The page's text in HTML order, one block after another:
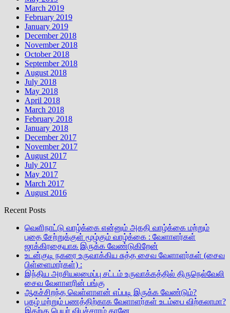
March 2019
February 2019
January 2019
December 2018
November 2018
October 2018
September 2018
August 2018
July 2018
May 2018
April 2018
March 2018
February 2018
January 2018
December 2017
November 2017
August 2017
July 2017
May 2017
March 2017
August 2016
Recent Posts
வெளிநாட்டு வாழ்க்கை என்னும் அகதி வாழ்க்கை மற்றும்
புதை சேற்றுக்குள் மூழ்கும் வாழ்க்கை : வேளாளர்கள்
ஜாக்கிரதையாக இருக்க வேண்டுகிறேன்
உடன்குடி நகரை உருவாக்கிய சுத்த சைவ வேளாளர்கள் (சைவ
பிள்ளைமார்கள்) :
இந்திய அரசியலமைப்பு சட்டம் உருவாக்கத்தில் திருநெல்வேலி
சைவ வேளாளரின் பங்கு
ஆகச்சிறந்த வெள்ளாளன் எப்படி இருக்க வேண்டும்?
புகழ் மற்றும் பணத்திற்காக வேளாளர்கள் உடம்பை விற்கலாமா?
இதற்கு பெயர் விபச்சாரம் தானே